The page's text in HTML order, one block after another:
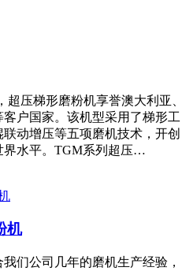
超压梯形磨粉机享誉澳大利亚、
户国家。该机型采用了梯形工
动增压等五项磨机技术，开创
界水平。TGM系列超压…
机
们公司几年的磨机生产经验，